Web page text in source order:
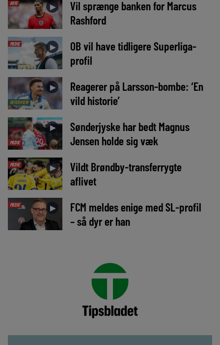
AVIS ►
Vil sprænge banken for Marcus
Rashford
MEDIE ►
OB vil have tidligere Superliga-
profil
INTERVIEW
►
Reagerer på Larsson-bombe: ‘En
vild historie’
MEDIE
►
Sønderjyske har bedt Magnus
Jensen holde sig væk
MEDIE ►
Vildt Brøndby-transferrygte
aflivet
MEDIE ►
FCM meldes enige med SL-profil
– så dyr er han